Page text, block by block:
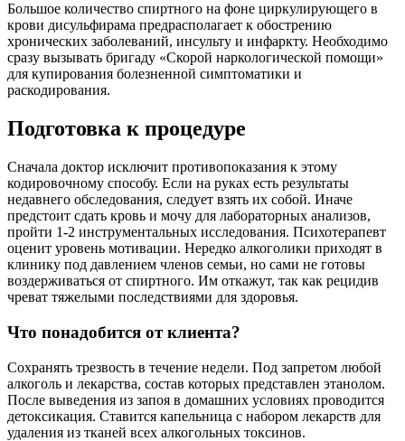
Большое количество спиртного на фоне циркулирующего в
крови дисульфирама предрасполагает к обострению
хронических заболеваний, инсульту и инфаркту. Необходимо
сразу вызывать бригаду «Скорой наркологической помощи»
для купирования болезненной симптоматики и
раскодирования.
Подготовка к процедуре
Сначала доктор исключит противопоказания к этому
кодировочному способу. Если на руках есть результаты
недавнего обследования, следует взять их собой. Иначе
предстоит сдать кровь и мочу для лабораторных анализов,
пройти 1-2 инструментальных исследования. Психотерапевт
оценит уровень мотивации. Нередко алкоголики приходят в
клинику под давлением членов семьи, но сами не готовы
воздерживаться от спиртного. Им откажут, так как рецидив
чреват тяжелыми последствиями для здоровья.
Что понадобится от клиента?
Сохранять трезвость в течение недели. Под запретом любой
алкоголь и лекарства, состав которых представлен этанолом.
После выведения из запоя в домашних условиях проводится
детоксикация. Ставится капельница с набором лекарств для
удаления из тканей всех алкогольных токсинов.